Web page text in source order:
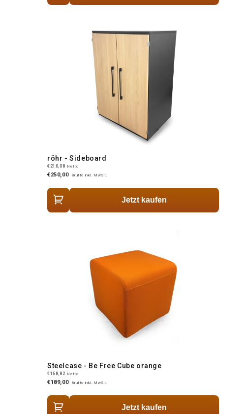
röhr - Sideboard
€210,08 Netto
€250,00 Brutto inkl. MwSt.
Jetzt kaufen
Steelcase - Be Free Cube orange
€158,82 Netto
€189,00 Brutto inkl. MwSt.
Jetzt kaufen